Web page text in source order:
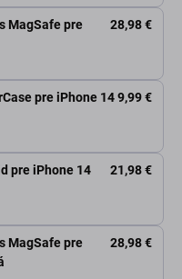
MagSafe pre
28,98 €
pre iPhone 149,99 €
pre iPhone 14
21,98 €
MagSafe pre
28,98 €